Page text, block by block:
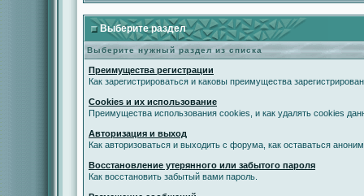
Выберите раздел
Выберите нужный раздел из списка
Преимущества регистрации
Как зарегистрироваться и каковы преимущества
Cookies и их использование
Преимущества использования cookies, и как удалять cookies
Авторизация и выход
Как авторизоваться и выходить с форума, как оставаться
Восстановление утерянного или забытого пароля
Как восстановить забытый вами пароль.